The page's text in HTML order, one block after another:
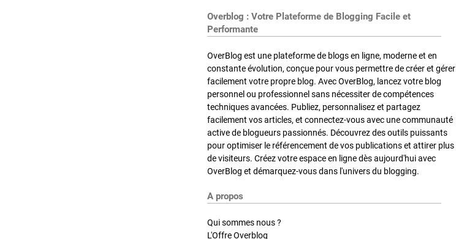
Overblog : Votre Plateforme de Blogging Facile et
Performante
OverBlog est une plateforme de blogs en ligne, moderne et en
constante évolution, conçue pour vous permettre de créer et gérer
facilement votre propre blog. Avec OverBlog, lancez votre blog
personnel ou professionnel sans nécessiter de compétences
techniques avancées. Publiez, personnalisez et partagez
facilement vos articles, et connectez-vous avec une communauté
active de blogueurs passionnés. Découvrez des outils puissants
pour optimiser le référencement de vos publications et attirer plus
de visiteurs. Créez votre espace en ligne dès aujourd'hui avec
OverBlog et démarquez-vous dans l'univers du blogging.
A propos
Qui sommes nous ?
L'Offre Overblog